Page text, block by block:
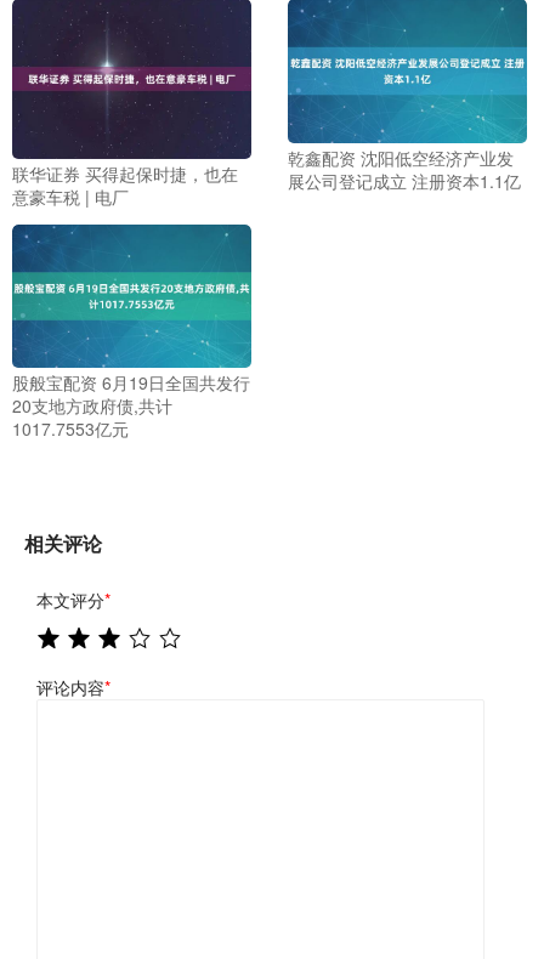
联华证券 买得起保时捷，也在
意豪车税 | 电厂
乾鑫配资 沈阳低空经济产业发
展公司登记成立 注册资本1.1亿
股般宝配资 6月19日全国共发行
20支地方政府债,共计
1017.7553亿元
相关评论
本文评分*
评论内容*